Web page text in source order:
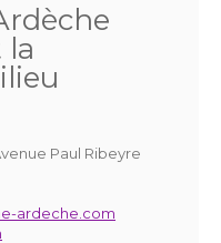
la
Paul Ribeyre
ardeche.com